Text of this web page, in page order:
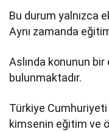
Bu durum yalnızca
Aynı zamanda
Aslında konunun
bulunmaktadır.
Türkiye Cumhuriyeti
kimsenin eğitim ve